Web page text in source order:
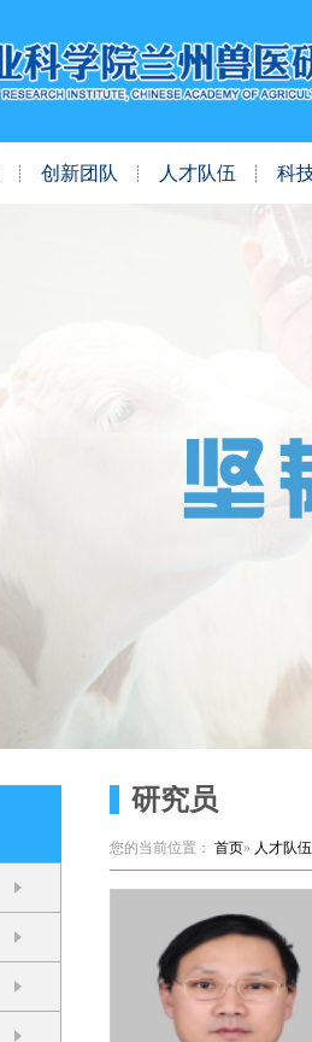
创新团队 人才队伍 科
研究员
您的当前位置： 首页» 人才队伍